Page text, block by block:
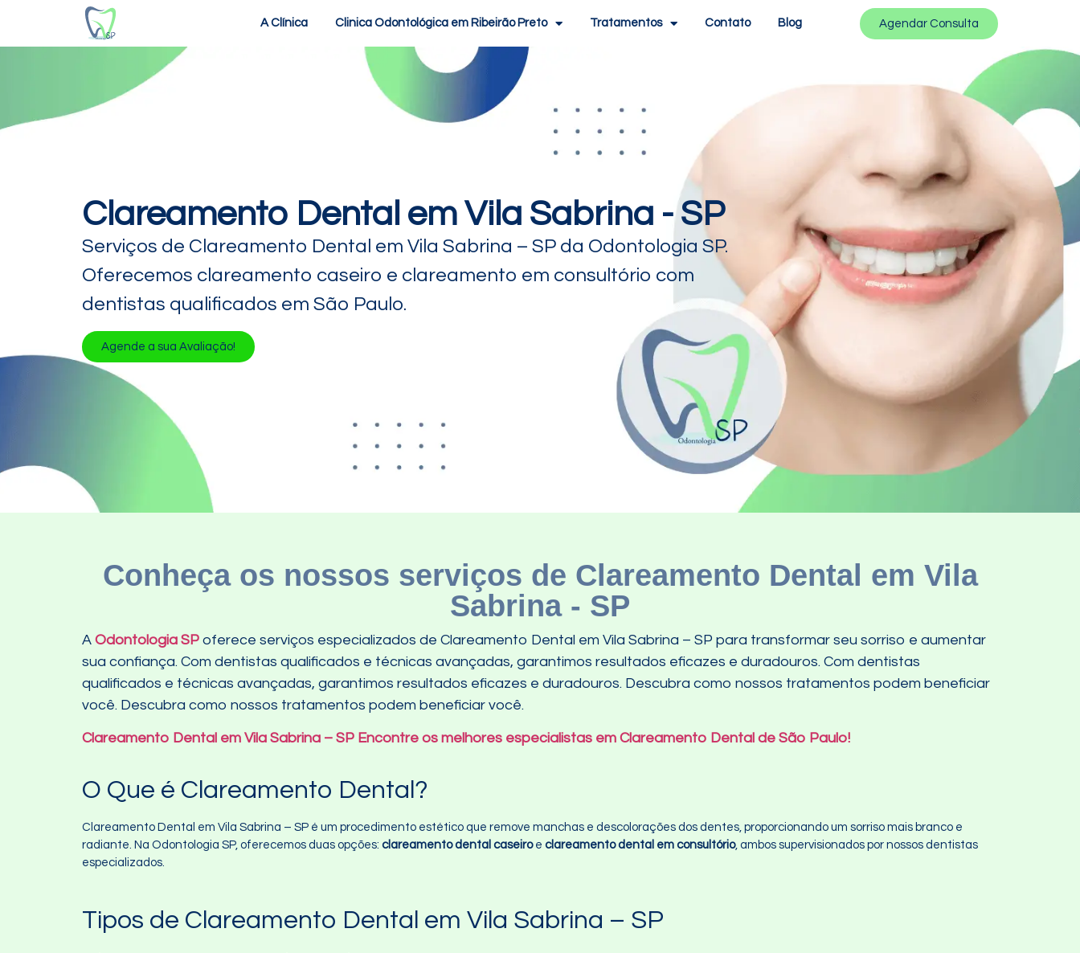
A Clínica Clinica Odontológica em Ribeirão Preto Tratamentos Contato Blog Agendar Consulta
Clareamento Dental em Vila Sabrina - SP
Serviços de Clareamento Dental em Vila Sabrina – SP da Odontologia SP.
Oferecemos clareamento caseiro e clareamento em consultório com
dentistas qualificados em São Paulo.
Agende a sua Avaliação!
Conheça os nossos serviços de Clareamento Dental em Vila
Sabrina - SP
A Odontologia SP oferece serviços especializados de Clareamento Dental em Vila Sabrina – SP para transformar seu sorriso e aumentar
sua confiança. Com dentistas qualificados e técnicas avançadas, garantimos resultados eficazes e duradouros. Com dentistas
qualificados e técnicas avançadas, garantimos resultados eficazes e duradouros. Descubra como nossos tratamentos podem beneficiar
você. Descubra como nossos tratamentos podem beneficiar você.
Clareamento Dental em Vila Sabrina – SP Encontre os melhores especialistas em Clareamento Dental de São Paulo!
O Que é Clareamento Dental?
Clareamento Dental em Vila Sabrina – SP é um procedimento estético que remove manchas e descolorações dos dentes, proporcionando um sorriso mais branco e
radiante. Na Odontologia SP, oferecemos duas opções: clareamento dental caseiroe clareamento dental em consultório, ambos supervisionados por nossos dentistas
especializados.
Tipos de Clareamento Dental em Vila Sabrina – SP